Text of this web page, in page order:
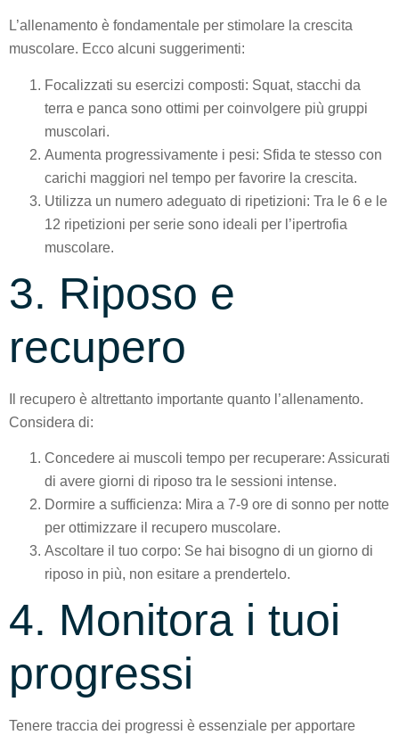
L’allenamento è fondamentale per stimolare la crescita
muscolare. Ecco alcuni suggerimenti:
Focalizzati su esercizi composti: Squat, stacchi da
terra e panca sono ottimi per coinvolgere più gruppi
muscolari.
Aumenta progressivamente i pesi: Sfida te stesso con
carichi maggiori nel tempo per favorire la crescita.
Utilizza un numero adeguato di ripetizioni: Tra le 6 e le
12 ripetizioni per serie sono ideali per l’ipertrofia
muscolare.
3. Riposo e
recupero
Il recupero è altrettanto importante quanto l’allenamento.
Considera di:
Concedere ai muscoli tempo per recuperare: Assicurati
di avere giorni di riposo tra le sessioni intense.
Dormire a sufficienza: Mira a 7-9 ore di sonno per notte
per ottimizzare il recupero muscolare.
Ascoltare il tuo corpo: Se hai bisogno di un giorno di
riposo in più, non esitare a prendertelo.
4. Monitora i tuoi
progressi
Tenere traccia dei progressi è essenziale per apportare